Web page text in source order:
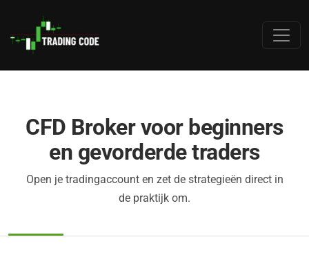
CFD Broker voor beginners
en gevorderde traders
Open je tradingaccount en zet de strategieën direct in
de praktijk om.